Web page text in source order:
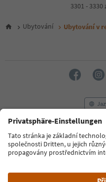
6
16
17
18
19
21
3301 - 3330
Ubytování Ubytování v
FAQ
Zásady ochrany osobních
Prohlášení o